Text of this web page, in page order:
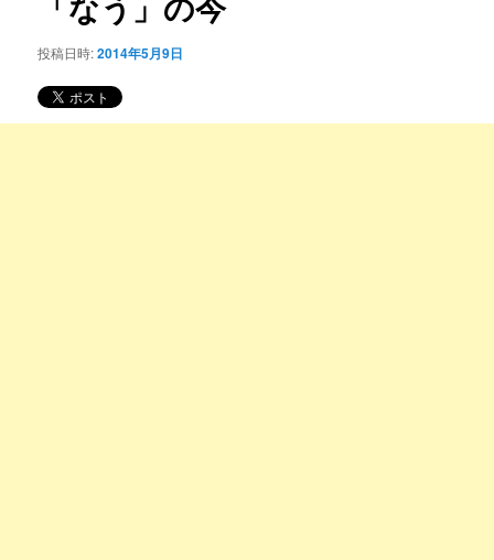
ン
テ
ン
投稿日時:2014年5月9日